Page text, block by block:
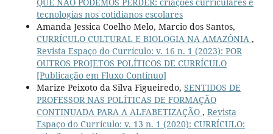
tecnologias nos cotidianos escolares
Amanda Jessica Coelho Melo, Marcio dos Santos,
CURRÍCULO CULTURAL E BIOLOGIA NA AMAZÔNIA ,
Revista Espaço do Currículo: v. 16 n. 1 (2023): POR
OUTROS PROJETOS POLÍTICOS DE CURRÍCULO
[Publicação em Fluxo Contínuo]
Marize Peixoto da Silva Figueiredo, SENTIDOS DE
PROFESSOR NAS POLÍTICAS DE FORMAÇÃO
CONTINUADA PARA A ALFABETIZAÇÃO , Revista
Espaço do Currículo: v. 13 n. 1 (2020): CURRÍCULO: